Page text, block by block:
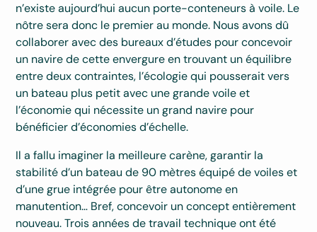
n’existe aujourd’hui aucun porte-conteneurs à voile. Le
nôtre sera donc le premier au monde. Nous avons dû
collaborer avec des bureaux d’études pour concevoir
un navire de cette envergure en trouvant un équilibre
entre deux contraintes, l’écologie qui pousserait vers
un bateau plus petit avec une grande voile et
l’économie qui nécessite un grand navire pour
bénéficier d’économies d’échelle.
Il a fallu imaginer la meilleure carène, garantir la
stabilité d’un bateau de 90 mètres équipé de voiles et
d’une grue intégrée pour être autonome en
manutention… Bref, concevoir un concept entièrement
nouveau. Trois années de travail technique ont été